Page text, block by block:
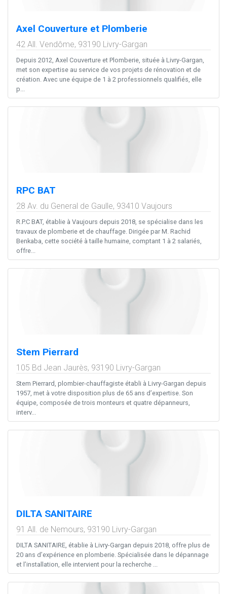
Axel Couverture et Plomberie
42 All. Vendôme, 93190 Livry-Gargan
Depuis 2012, Axel Couverture et Plomberie, située à Livry-Gargan,
met son expertise au service de vos projets de rénovation et de
création. Avec une équipe de 1 à 2 professionnels qualifiés, elle
p...
RPC BAT
28 Av. du General de Gaulle, 93410 Vaujours
R.P.C BAT, établie à Vaujours depuis 2018, se spécialise dans les
travaux de plomberie et de chauffage. Dirigée par M. Rachid
Benkaba, cette société à taille humaine, comptant 1 à 2 salariés,
offre...
Stem Pierrard
105 Bd Jean Jaurès, 93190 Livry-Gargan
Stem Pierrard, plombier-chauffagiste établi à Livry-Gargan depuis
1957, met à votre disposition plus de 65 ans d’expertise. Son
équipe, composée de trois monteurs et quatre dépanneurs,
interv...
DILTA SANITAIRE
91 All. de Nemours, 93190 Livry-Gargan
DILTA SANITAIRE, établie à Livry-Gargan depuis 2018, offre plus de
20 ans d’expérience en plomberie. Spécialisée dans le dépannage
et l’installation, elle intervient pour la recherche ...